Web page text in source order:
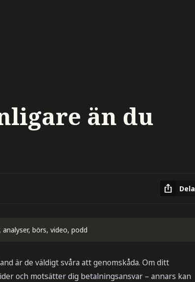
än du
Dela
analyser, börs, video, podd
är de väldigt svåra att genomskåda. Om ditt
och motsätter dig betalningsansvar – annars kan